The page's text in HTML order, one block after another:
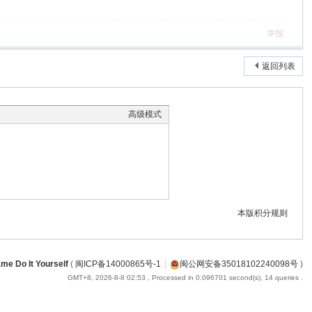
举报
返回列表
高级模式
本版积分规则
Do It Yourself( 闽ICP备14000865号-1 闽公网安备35018102240098号)
GMT+8, 2026-8-8 02:53 , Processed in 0.096701 second(s), 14 queries .